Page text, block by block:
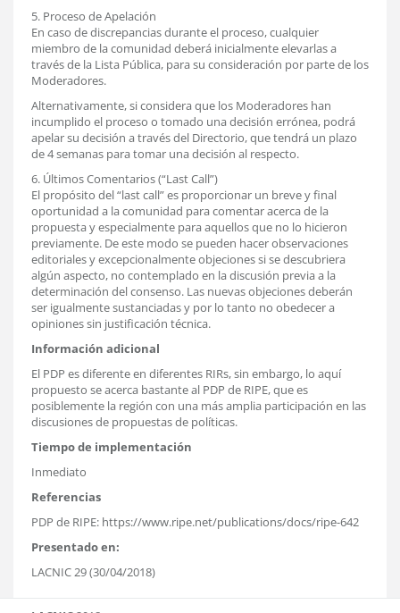
5. Proceso de Apelación
En caso de discrepancias durante el proceso, cualquier
miembro de la comunidad deberá inicialmente elevarlas a
través de la Lista Pública, para su consideración por parte de los
Moderadores.
Alternativamente, si considera que los Moderadores han
incumplido el proceso o tomado una decisión errónea, podrá
apelar su decisión a través del Directorio, que tendrá un plazo
de 4 semanas para tomar una decisión al respecto.
6. Últimos Comentarios (“Last Call”)
El propósito del “last call” es proporcionar un breve y final
oportunidad a la comunidad para comentar acerca de la
propuesta y especialmente para aquellos que no lo hicieron
previamente. De este modo se pueden hacer observaciones
editoriales y excepcionalmente objeciones si se descubriera
algún aspecto, no contemplado en la discusión previa a la
determinación del consenso. Las nuevas objeciones deberán
ser igualmente sustanciadas y por lo tanto no obedecer a
opiniones sin justificación técnica.
Información adicional
El PDP es diferente en diferentes RIRs, sin embargo, lo aquí
propuesto se acerca bastante al PDP de RIPE, que es
posiblemente la región con una más amplia participación en las
discusiones de propuestas de políticas.
Tiempo de implementación
Inmediato
Referencias
PDP de RIPE: https://www.ripe.net/publications/docs/ripe-642
Presentado en:
LACNIC 29 (30/04/2018)